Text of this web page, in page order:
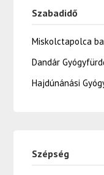
Szabadidő
Miskolctapolca
Dandár
Hajdúnánási
Szépség